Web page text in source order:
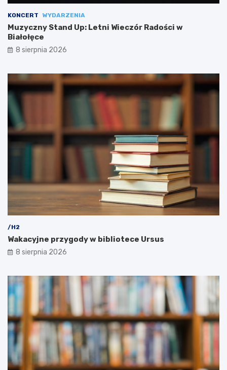
KONCERT WYDARZENIA
Muzyczny Stand Up: Letni Wieczór Radości w
Białołęce
8 sierpnia 2026
/H2
Wakacyjne przygody w bibliotece Ursus
8 sierpnia 2026